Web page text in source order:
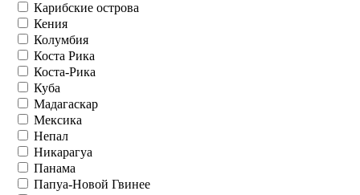
Карибские острова
Кения
Колумбия
Коста Рика
Коста-Рика
Куба
Мадагаскар
Мексика
Непал
Никарагуа
Панама
Папуа-Новой Гвинее